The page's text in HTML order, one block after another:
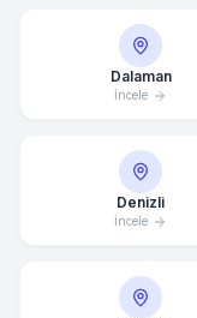
Dalaman
İncele
Denizli
İncele